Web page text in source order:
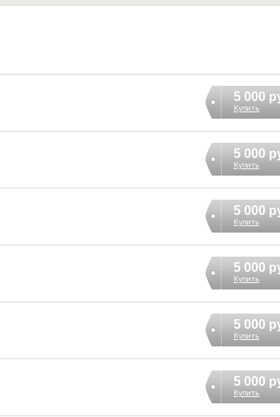
5 000
Купить
5 000
Купить
5 000
Купить
5 000
Купить
5 000
Купить
5 000
Купить